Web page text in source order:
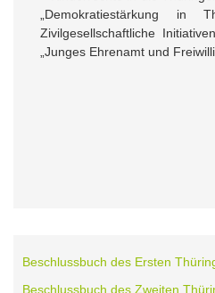
„Demokratiestärkung in
Zivilgesellschaftliche
„Junges Ehrenamt und
Beschlussbuch des Ersten
Beschlussbuch des Zweiten